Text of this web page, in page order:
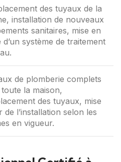
des tuyaux de la
installation de nouveaux
sanitaires, mise en
d’un système de traitement
de plomberie complets
la maison,
des tuyaux, mise
de l’installation selon les
en vigueur.